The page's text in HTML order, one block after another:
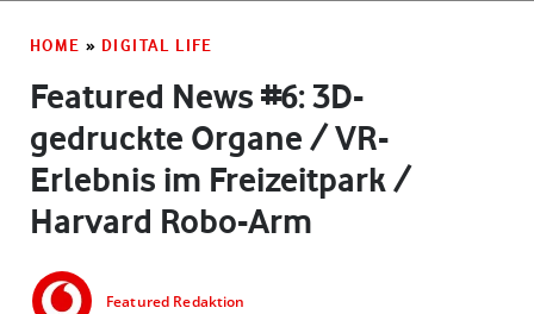
HOME » DIGITAL LIFE
Featured News #6: 3D-
gedruckte Organe / VR-
Erlebnis im Freizeitpark /
Harvard Robo-Arm
Featured Redaktion